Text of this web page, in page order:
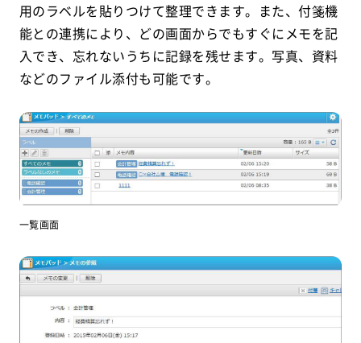
用のラベルを貼りつけて整理できます。また、付箋機
能との連携により、どの画面からでもすぐにメモを記
入でき、忘れないうちに記録を残せます。写真、資料
などのファイル添付も可能です。
一覧画面